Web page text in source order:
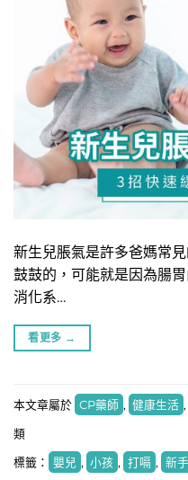
新生兒脹氣是許多爸媽常
鼓鼓的，可能就是因為腸
消化系…
看更多 →
本文章屬於 CP藥師 , 健康生活 ,
類
標籤： 嬰兒 , 小孩 , 打嗝 , 新